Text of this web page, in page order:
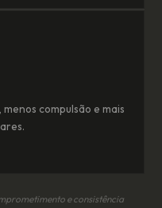
compulsão e mais
e consistência